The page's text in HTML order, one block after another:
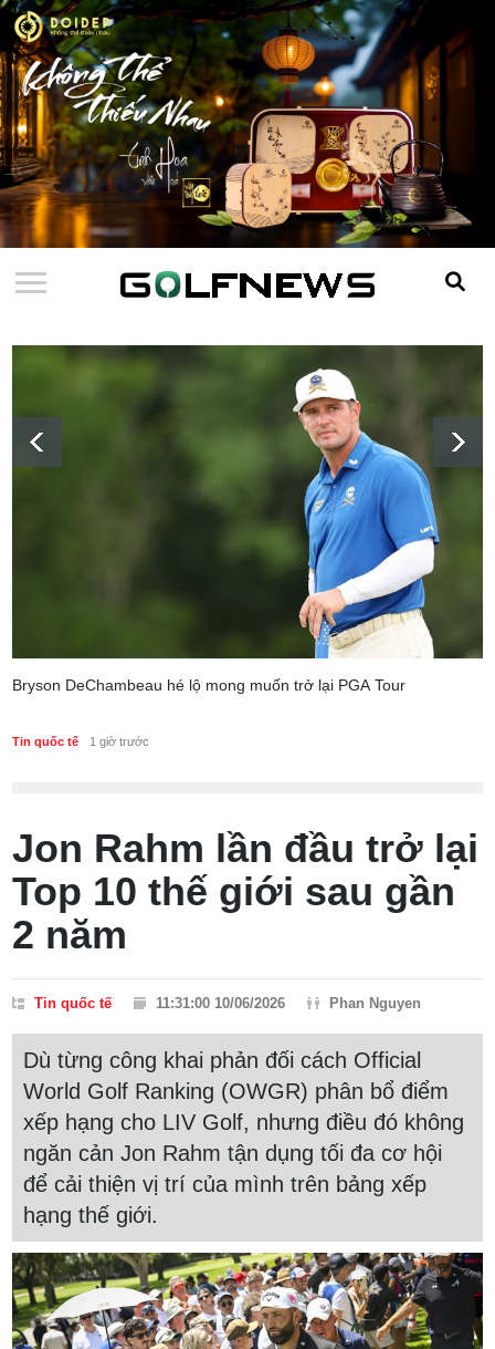
Bryson DeChambeau hé lộ mong muốn trở lại PGA Tour
Tin quốc tế 1 giờ trước
Jon Rahm lần đầu trở lại
Top 10 thế giới sau gần
2 năm
Tin quốc tế 11:31:00 10/06/2026 Phan Nguyen
Dù từng công khai phản đối cách Official
World Golf Ranking (OWGR) phân bổ điểm
xếp hạng cho LIV Golf, nhưng điều đó không
ngăn cản Jon Rahm tận dụng tối đa cơ hội
để cải thiện vị trí của mình trên bảng xếp
hạng thế giới.